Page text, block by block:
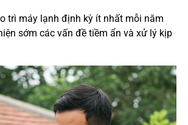
trì máy lạnh định kỳ ít nhất mỗi năm
sớm các vấn đề tiềm ẩn và xử lý kịp